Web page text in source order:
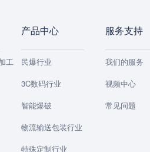
工
产品中心
民爆行业
3C数码行业
智能爆破
物流输送包装行业
特殊定制行业
服务支持
我们的服务
视频中心
常见问题